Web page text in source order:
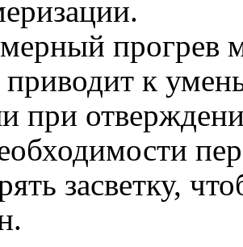
прогрев
приводит к
при
засветку,